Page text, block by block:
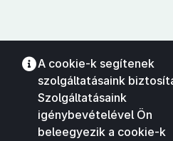
A cookie-k segítenek
szolgáltatásaink
Szolgáltatásaink
igénybevételével Ön
beleegyezik a cookie-k